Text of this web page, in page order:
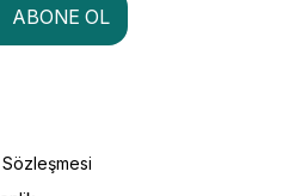
ABONE OL